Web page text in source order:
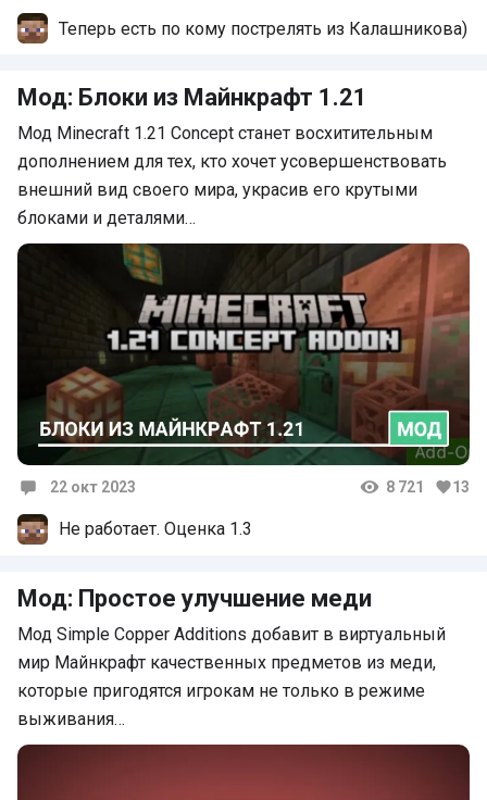
Теперь есть по кому пострелять из Калашникова)
Мод: Блоки из Майнкрафт 1.21
Мод Minecraft 1.21 Concept станет восхитительным
дополнением для тех, кто хочет усовершенствовать
внешний вид своего мира, украсив его крутыми
блоками и деталями…
22 окт 2023 8 721 13
Не работает. Оценка 1.3
Мод: Простое улучшение меди
Мод Simple Copper Additions добавит в виртуальный
мир Майнкрафт качественных предметов из меди,
которые пригодятся игрокам не только в режиме
выживания…